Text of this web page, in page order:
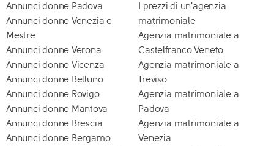
Annunci donne Padova
Annunci donne Venezia e
Mestre
Annunci donne Verona
Annunci donne Vicenza
Annunci donne Belluno
Annunci donne Rovigo
Annunci donne Mantova
Annunci donne Brescia
Annunci donne Bergamo
I prezzi di un'agenzia
matrimoniale
Agenzia matrimoniale a
Castelfranco Veneto
Agenzia matrimoniale a
Treviso
Agenzia matrimoniale a
Padova
Agenzia matrimoniale a
Venezia